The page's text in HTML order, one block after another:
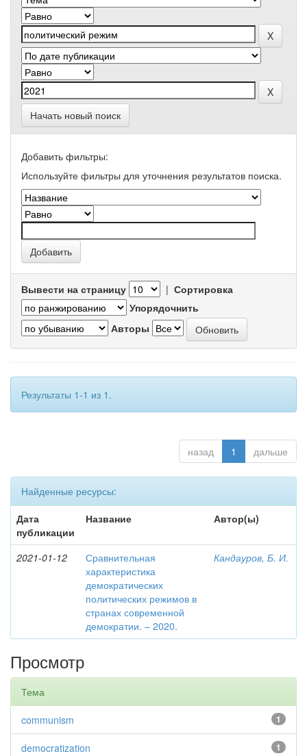
Начать новый поиск
Добавить фильтры:
Используйте фильтры для уточнения результатов поиска.
Вывести на страницу | Сортировка
Упорядочнить
Авторы
Результаты 1-1 из 1.
назад 1 дальше
Найденные ресурсы:
Дата
публикации
Название Автор(ы)
2021-01-12
Сравнительная
характеристика
демократических
политических режимов в
странах современной
демократии. – 2020.
Кандауров, Б. И.
Просмотр
Тема
1
communism
1
democratization